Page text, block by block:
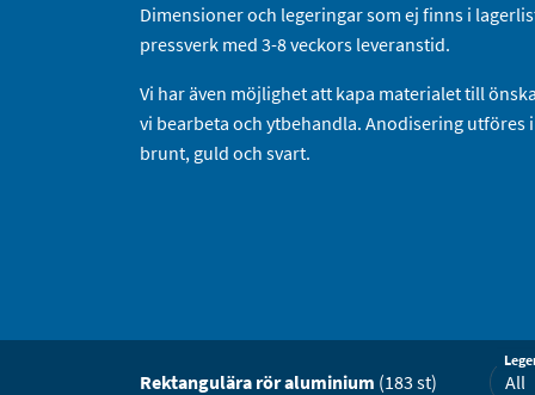
Dimensioner och legeringar som ej finns i
pressverk med 3-8 veckors leveranstid.
Vi har även möjlighet att kapa materialet till
vi bearbeta och ytbehandla. Anodisering utföres
brunt, guld och svart.
Rektangulära rör aluminium (183 st)